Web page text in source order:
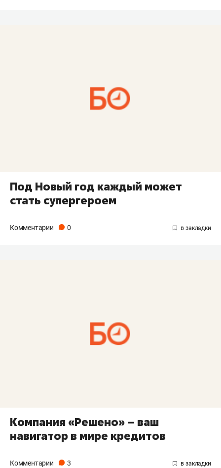
Под Новый год каждый может
стать супергероем
Комментарии 0
Компания «Решено» – ваш
навигатор в мире кредитов
Комментарии 3